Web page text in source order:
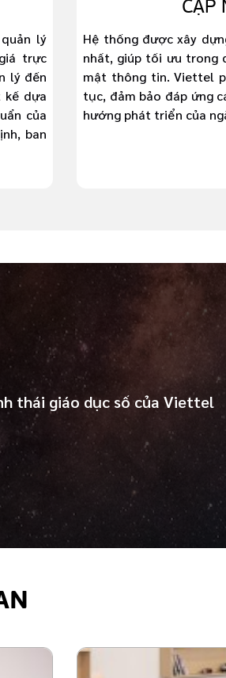
lý
trực
lý đến
kế dựa
của
ban
Hệ thống được xây
nhất, giúp tối ưu trong
mật thông tin. Viettel
tục, đảm bảo đáp ứng
hướng phát triển của
thái giáo dục số của Viettel